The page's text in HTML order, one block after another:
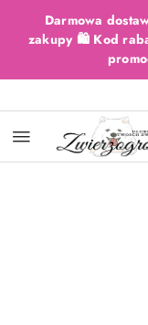
Przejdź do
Przejdź do
Przejdź do
Przejdź do
Przejdź do
Przejdź do
Darmowa
zakupy 🛍️ Kod